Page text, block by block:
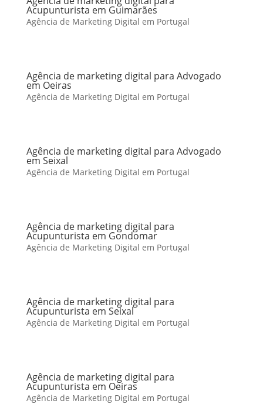
Acupunturista em Guimarães
Agência de Marketing Digital em Portugal
Agência de marketing digital para Advogado
em Oeiras
Agência de Marketing Digital em Portugal
Agência de marketing digital para Advogado
em Seixal
Agência de Marketing Digital em Portugal
Agência de marketing digital para
Acupunturista em Gondomar
Agência de Marketing Digital em Portugal
Agência de marketing digital para
Acupunturista em Seixal
Agência de Marketing Digital em Portugal
Agência de marketing digital para
Acupunturista em Oeiras
Agência de Marketing Digital em Portugal